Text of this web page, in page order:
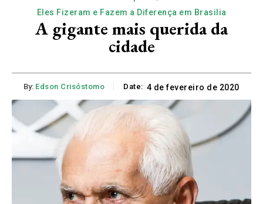
Eles Fizeram e Fazem a Diferença em Brasilia
A gigante mais querida da
cidade
By: Edson Crisóstomo Date: 4 de fevereiro de 2020